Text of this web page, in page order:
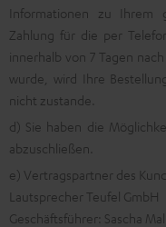
Informationen zu Ihrem
Zahlung für die per
innerhalb von 7 Tagen
wurde, wird Ihre
nicht zustande.
d) Sie haben die
abzuschließen.
e) Vertragspartner des
Lautsprecher Teufel GmbH
Geschäftsführer: Sascha